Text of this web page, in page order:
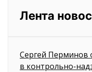
Лента
Сергей Перминов
в контрольно-